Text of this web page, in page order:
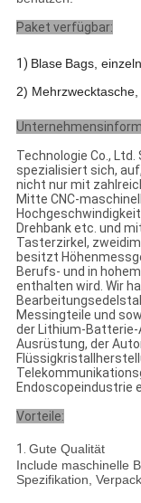
Paket verfügbar:
1) Blase Bags,
2) Mehrzwecktasche,
Technologie Co.,
spezialisiert sich,
nicht nur mit
Mitte CNC-
Drehbank etc. und
Tasterzirkel,
besitzt
Berufs- und in
enthalten wird. Wir
Messingteile und
der Lithium-
Ausrüstung, der
Endoscopeindustrie
Vorteile:
1. Gute Qualität
Include maschinelle
Spezifikation,